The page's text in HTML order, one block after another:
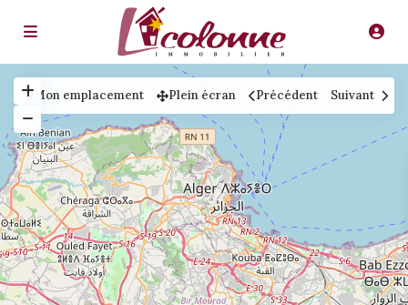
Mon emplacement Plein écran Précédent Suivant